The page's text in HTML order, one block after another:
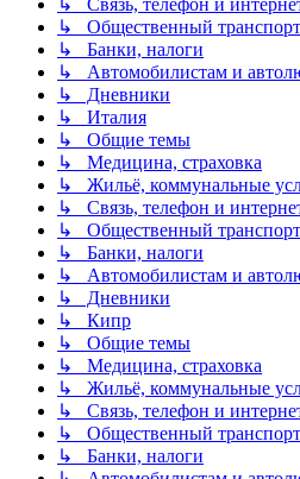
↳ Общественный транспорт
↳ Банки, налоги
↳ Автомобилистам и
↳ Дневники
↳ Италия
↳ Общие темы
↳ Медицина, страховка
↳ Жильё, коммунальные
↳ Связь, телефон и
↳ Общественный транспорт
↳ Банки, налоги
↳ Автомобилистам и
↳ Дневники
↳ Кипр
↳ Общие темы
↳ Медицина, страховка
↳ Жильё, коммунальные
↳ Связь, телефон и
↳ Общественный транспорт
↳ Банки, налоги